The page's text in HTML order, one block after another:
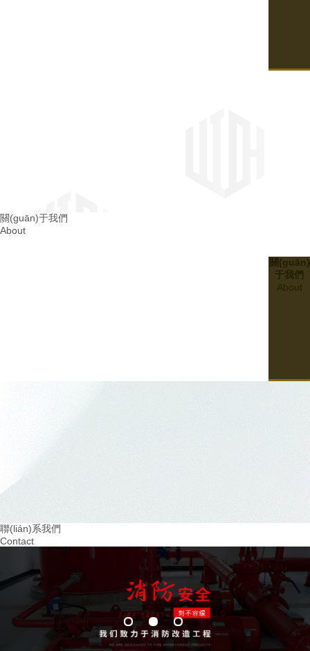
關(guān)于我們
About
關(guān)
于我們
About
聯(lián)系我們
Contact